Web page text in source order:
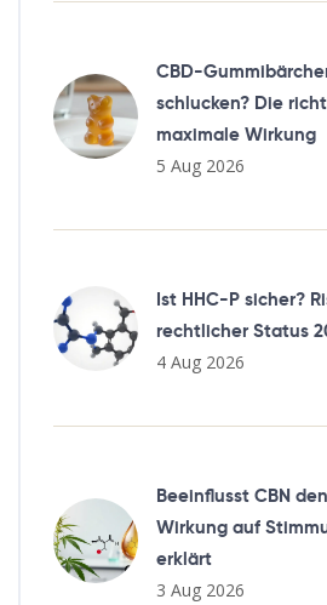
CBD-
schlucken? Die
maximale Wirkung
5 Aug 2026
Ist HHC-P sicher?
rechtlicher Status
4 Aug 2026
Beeinflusst CBN
Wirkung auf
erklärt
3 Aug 2026